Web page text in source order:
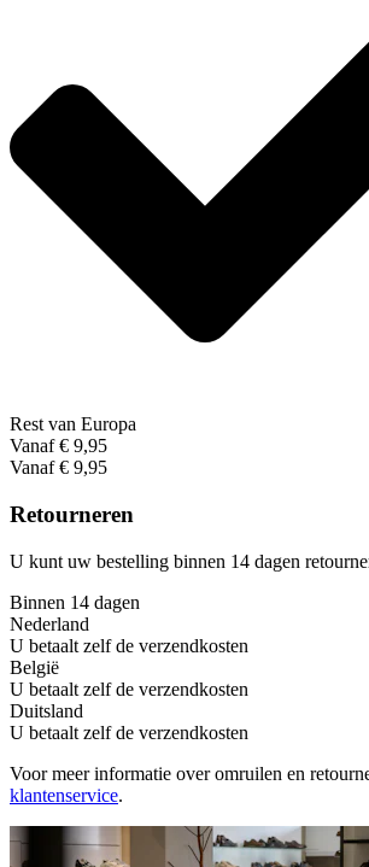
Rest van Europa
Vanaf € 9,95
Vanaf € 9,95
Retourneren
U kunt uw bestelling binnen 14 dagen
Binnen 14 dagen
Nederland
U betaalt zelf de verzendkosten
België
U betaalt zelf de verzendkosten
Duitsland
U betaalt zelf de verzendkosten
Voor meer informatie over omruilen en
klantenservice.